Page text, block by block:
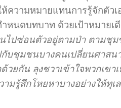
วามหมายแทนการรู้จักตัวเ
นดบทบาท ด้วยเป้าหมายเ
ปซ่อนตัวอยู่ตามป่า ตามชุ
กับชุมชนบางคนเปลี่ยนศา
วยกัน ลุงชวาเข้าใจพวกเข
มรู้สึกโหยหาบางอย่างให้ทุ